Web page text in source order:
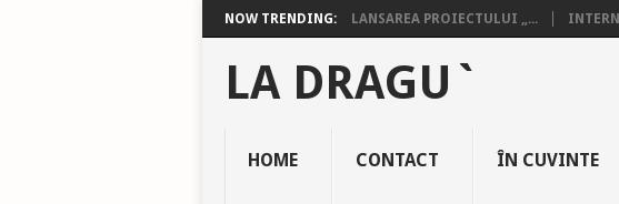
NOW TRENDING: LANSAREA PROIECTULUI „...
LA DRAGU`
HOME CONTACT ÎN CUVINTE